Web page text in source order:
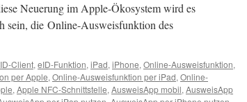
Neuerung im Apple-Ökosystem wird es
sein, die Online-Ausweisfunktion des
Client, eID-Funktion, iPad, iPhone, Online-Ausweisfunktion,
per Apple, Online-Ausweisfunktion per iPad, Online-
, Apple NFC-Schnittstelle, AusweisApp mobil, AusweisApp